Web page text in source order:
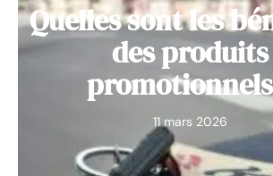
Quelles sont les
des produits
11 mars 2026